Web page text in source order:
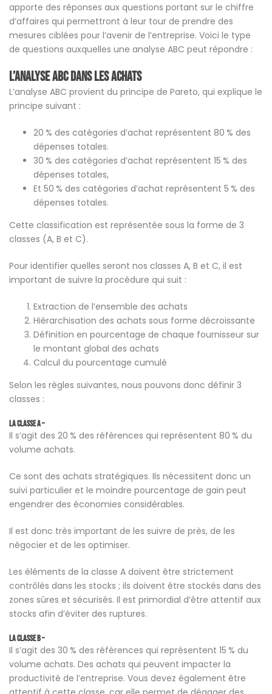
apporte des réponses aux questions portant sur le chiffre
d’affaires qui permettront à leur tour de prendre des
mesures ciblées pour l’avenir de l’entreprise. Voici le type
de questions auxquelles une analyse ABC peut répondre :
L’analyse ABC dans les achats
L’analyse ABC provient du principe de Pareto, qui explique le
principe suivant :
20 % des catégories d’achat représentent 80 % des
dépenses totales.
30 % des catégories d’achat représentent 15 % des
dépenses totales,
Et 50 % des catégories d’achat représentent 5 % des
dépenses totales.
Cette classification est représentée sous la forme de 3
classes (A, B et C).
Pour identifier quelles seront nos classes A, B et C, il est
important de suivre la procédure qui suit :
Extraction de l’ensemble des achats
Hiérarchisation des achats sous forme décroissante
Définition en pourcentage de chaque fournisseur sur
le montant global des achats
Calcul du pourcentage cumulé
Selon les règles suivantes, nous pouvons donc définir 3
classes :
La classe A –
Il s’agit des 20 % des références qui représentent 80 % du
volume achats.
Ce sont des achats stratégiques. Ils nécessitent donc un
suivi particulier et le moindre pourcentage de gain peut
engendrer des économies considérables.
Il est donc très important de les suivre de près, de les
négocier et de les optimiser.
Les éléments de la classe A doivent être strictement
contrôlés dans les stocks ; ils doivent être stockés dans des
zones sûres et sécurisés. Il est primordial d’être attentif aux
stocks afin d’éviter des ruptures.
La classe B –
Il s’agit des 30 % des références qui représentent 15 % du
volume achats. Des achats qui peuvent impacter la
productivité de l’entreprise. Vous devez également être